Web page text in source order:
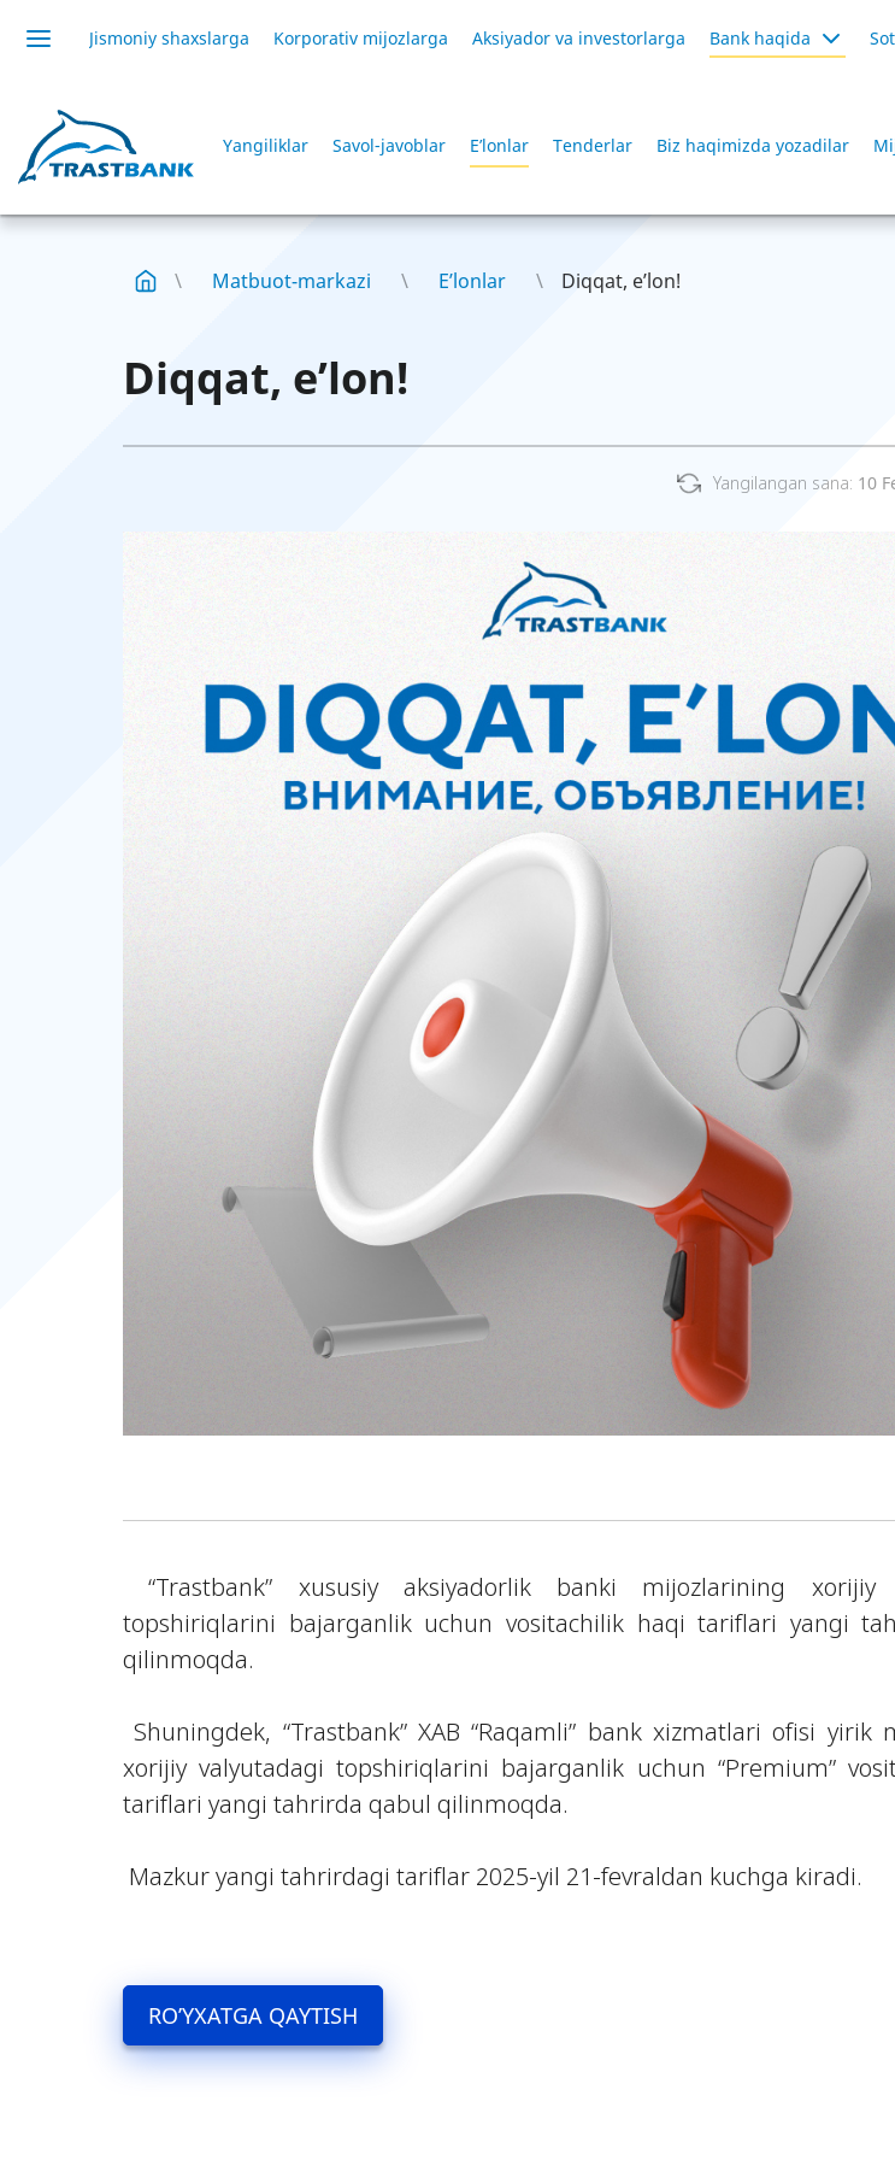
Jismoniy shaxslarga Korporativ mijozlarga Aksiyador va investorlarga Bank haqida
Yangiliklar Savol-javoblar E’lonlar Tenderlar Biz haqimizda yozadilar
Matbuot-markazi E’lonlar Diqqat, e’lon!
Diqqat, e’lon!
Yangilangan sana: 10
“Trastbank” xususiy aksiyadorlik banki mijozlarining xorijiy
topshiriqlarini bajarganlik uchun vositachilik haqi tariflari yangi
qilinmoqda.
Shuningdek, “Trastbank” XAB “Raqamli” bank xizmatlari ofisi yirik
xorijiy valyutadagi topshiriqlarini bajarganlik uchun “Premium”
tariflari yangi tahrirda qabul qilinmoqda.
Mazkur yangi tahrirdagi tariflar 2025-yil 21-fevraldan kuchga kiradi.
RO’YXATGA QAYTISH